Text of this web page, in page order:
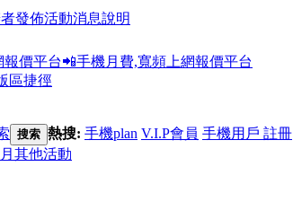
發佈活動消息說明
報價平台📲手機月費,寬頻上網報價平台
區捷徑
搜索 熱搜: 手機plan V.I.P會員 手機用戶 註冊
其他活動